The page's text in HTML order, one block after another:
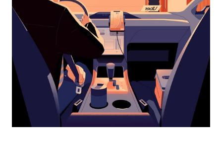
el
botón
escape
el
calendario.